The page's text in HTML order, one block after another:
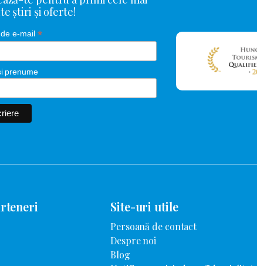
știri și oferte!
e-mail *
prenume
Site-uri utile
Persoană de contact
Despre noi
Blog